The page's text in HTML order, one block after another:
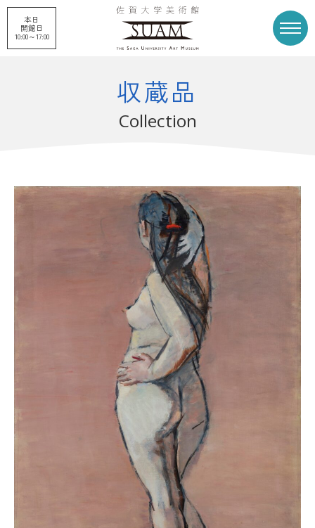
本日
開館日
10:00～17:00
展覧会
収蔵品
美術館募金
アクセス
カレンダー お問い合わせ
各種ダウンロード プライバシーポリシー
収蔵品
Collection